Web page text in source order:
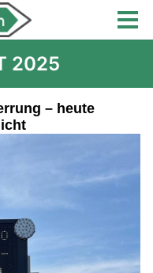
2025
– heute